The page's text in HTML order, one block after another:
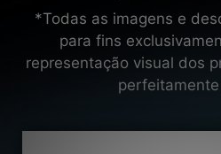
*Todas as imagens e
para fins
representação visual dos